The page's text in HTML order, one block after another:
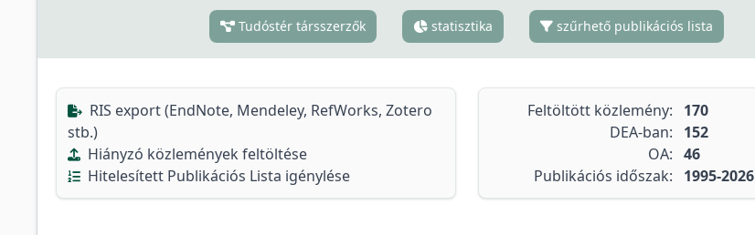
Tudóstér társszerzők statisztika szűrhető publikációs lista
RIS export (EndNote, Mendeley, RefWorks, Zotero
stb.)
Hiányzó közlemények feltöltése
Hitelesített Publikációs Lista igénylése
Feltöltött közlemény:
170
DEA-ban:
152
OA: 46
Publikációs időszak:
1995-2026